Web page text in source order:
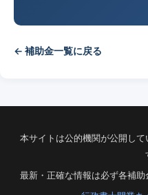
← 補助金一覧に戻る
本サイトは公的機関が公開し
最新・正確な情報は必ず各補助